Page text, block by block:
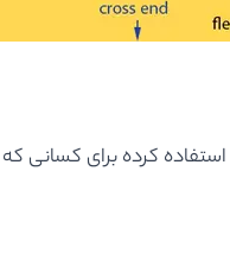
بندی استفاده کرده